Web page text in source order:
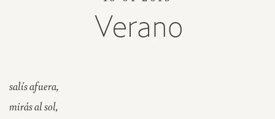
Verano
salís afuera,
mirás al sol,